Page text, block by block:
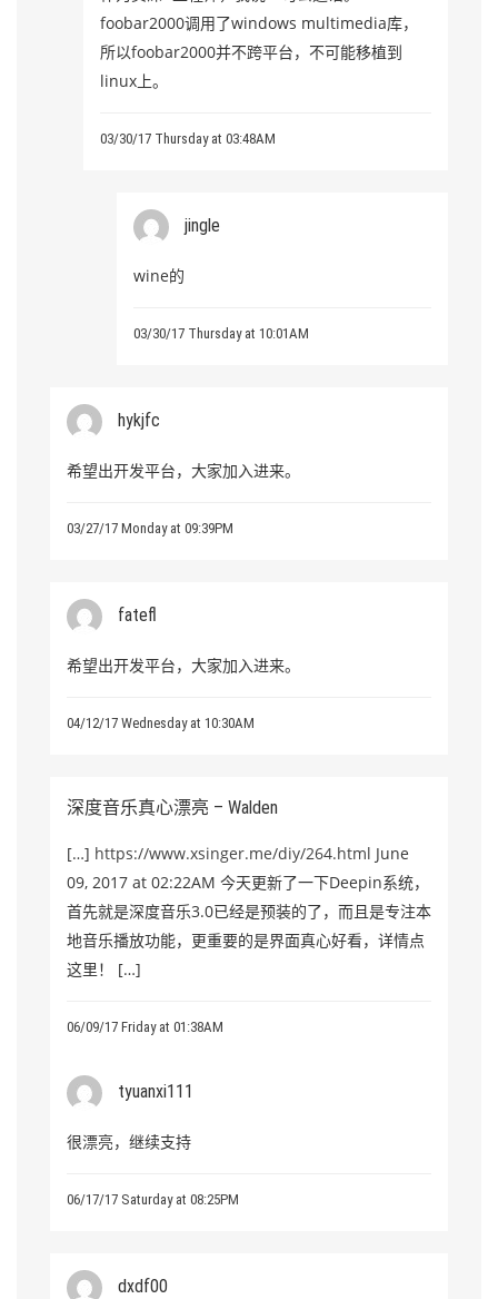
foobar2000调用了windows multimedia库，
所以foobar2000并不跨平台，不可能移植到
linux上。
03/30/17 Thursday at 03:48AM
jingle
wine的
03/30/17 Thursday at 10:01AM
hykjfc
希望出开发平台，大家加入进来。
03/27/17 Monday at 09:39PM
fatefl
希望出开发平台，大家加入进来。
04/12/17 Wednesday at 10:30AM
深度音乐真心漂亮 – Walden
[…] https://www.xsinger.me/diy/264.html June
09, 2017 at 02:22AM 今天更新了一下Deepin系统，
首先就是深度音乐3.0已经是预装的了，而且是专注本
地音乐播放功能，更重要的是界面真心好看，详情点
这里！ […]
06/09/17 Friday at 01:38AM
tyuanxi111
很漂亮，继续支持
06/17/17 Saturday at 08:25PM
dxdf00